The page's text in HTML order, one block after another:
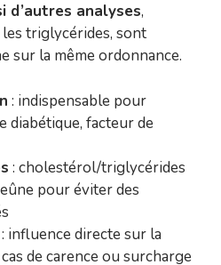
d’autres analyses,
triglycérides, sont
sur la même ordonnance.
: indispensable pour
diabétique, facteur de
: cholestérol/triglycérides
pour éviter des
: influence directe sur la
de carence ou surcharge